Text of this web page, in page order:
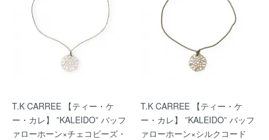
T.K CARREE 【ティー・ケ
ー・カレ】 ”KALEIDO” バッフ
ァローホーン×チェコビーズ・
T.K CARREE 【ティー・ケ
ー・カレ】 ”KALEIDO” バッフ
ァローホーン×シルクコード